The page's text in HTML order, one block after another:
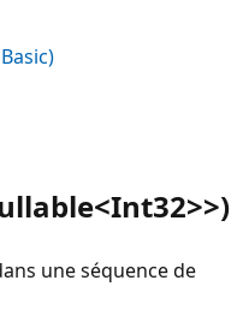
une séquence de